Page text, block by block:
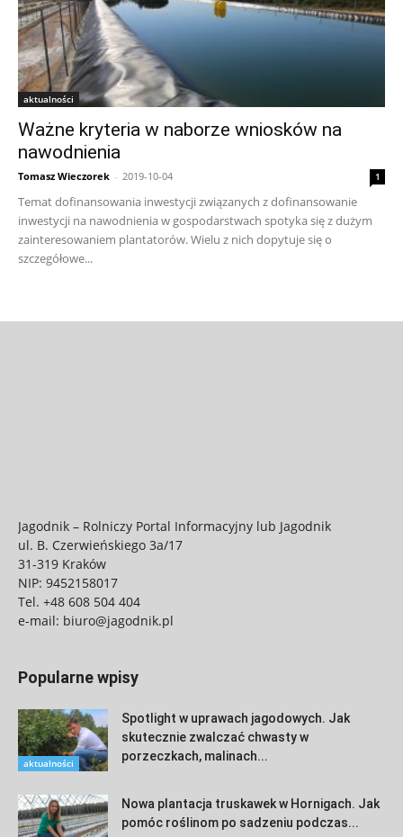
aktualności
Ważne kryteria w naborze wniosków na
nawodnienia
Tomasz Wieczorek - 2019-10-04 1
Temat dofinansowania inwestycji związanych z dofinansowanie
inwestycji na nawodnienia w gospodarstwach spotyka się z dużym
zainteresowaniem plantatorów. Wielu z nich dopytuje się o
szczegółowe...
Jagodnik – Rolniczy Portal Informacyjny lub Jagodnik
ul. B. Czerwieńskiego 3a/17
31-319 Kraków
NIP: 9452158017
Tel. +48 608 504 404
e-mail: biuro@jagodnik.pl
Popularne wpisy
aktualności
Spotlight w uprawach jagodowych. Jak
skutecznie zwalczać chwasty w
porzeczkach, malinach...
Nowa plantacja truskawek w Hornigach. Jak
pomóc roślinom po sadzeniu podczas...